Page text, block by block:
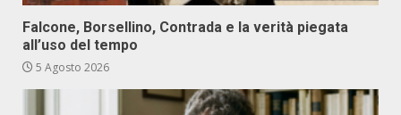
Falcone, Borsellino, Contrada e la verità piegata
all’uso del tempo
5 Agosto 2026